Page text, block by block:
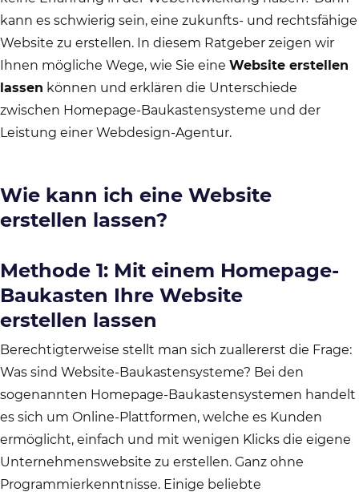
kann es schwierig sein, eine zukunfts- und rechtsfähige
Website zu erstellen. In diesem Ratgeber zeigen wir
Ihnen mögliche Wege, wie Sie eine Website erstellen
lassen können und erklären die Unterschiede
zwischen Homepage-Baukastensysteme und der
Leistung einer Webdesign-Agentur.
Wie kann ich eine Website
erstellen lassen?
Methode 1: Mit einem Homepage-
Baukasten Ihre Website
erstellen lassen
Berechtigterweise stellt man sich zuallererst die Frage:
Was sind Website-Baukastensysteme? Bei den
sogenannten Homepage-Baukastensystemen handelt
es sich um Online-Plattformen, welche es Kunden
ermöglicht, einfach und mit wenigen Klicks die eigene
Unternehmenswebsite zu erstellen. Ganz ohne
Programmierkenntnisse. Einige beliebte